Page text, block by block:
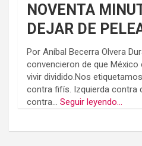
NOVENTA
DEJAR DE
Por Aníbal Becerra Olvera
convencieron de que
vivir dividido.Nos
contra fifís. Izquierda contra
contra... Seguir leyendo...